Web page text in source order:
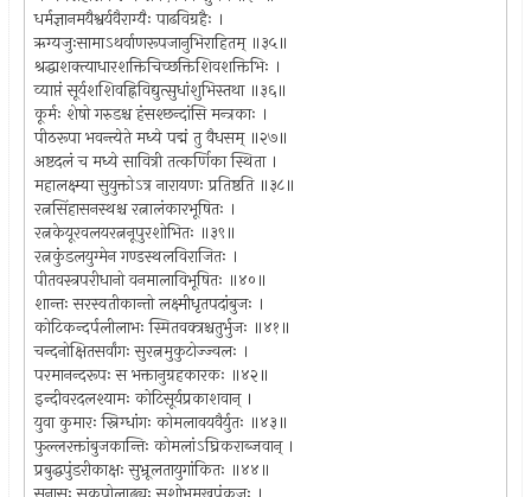
धर्मज्ञानमयैश्वर्यवैराग्यैः पाढविग्रहैः ।
ऋग्यजुःसामाऽथर्वाणरूपजानुभिराहितम् ॥३५॥
श्रद्धाशक्त्याधारशक्तिचिच्छक्तिशिवशक्तिभिः ।
व्याप्तं सूर्यशशिवह्निविद्युत्सुधांशुभिस्तथा ॥३६॥
कूर्मः शेषो गरुडश्च हंसश्छन्दांसि मन्त्रकाः ।
पीठरूपा भवन्त्येते मध्ये पद्मं तु वैधसम् ॥२७॥
अष्टदलं च मध्ये सावित्री तत्कर्णिका स्थिता ।
महालक्ष्म्या सुयुक्तोऽत्र नारायणः प्रतिष्ठति ॥३८॥
रत्नसिंहासनस्थश्च रत्नालंकारभूषितः ।
रत्नकेयूरवलयरत्ननूपुरशोभितः ॥३९॥
रत्नकुंडलयुग्मेन गण्डस्थलविराजितः ।
पीतवस्त्रपरीधानो वनमालाविभूषितः ॥४०॥
शान्तः सरस्वतीकान्तो लक्ष्मीधृतपदांबुजः ।
कोटिकन्दर्पलीलाभः स्मितवक्त्रश्चतुर्भुजः ॥४१॥
चन्दनोक्षितसर्वांगः सुरत्नमुकुटोज्ज्वलः ।
परमानन्दरूपः स भक्तानुग्रहकारकः ॥४२॥
इन्दीवरदलश्यामः कोटिसूर्यप्रकाशवान् ।
युवा कुमारः स्निग्धांगः कोमलावयवैर्युतः ॥४३॥
फुल्लरक्तांबुजकान्तिः कोमलांऽघ्रिकराब्जवान् ।
प्रबुद्धपुंडरीकाक्षः सुभ्रूलतायुगांकितः ॥४४॥